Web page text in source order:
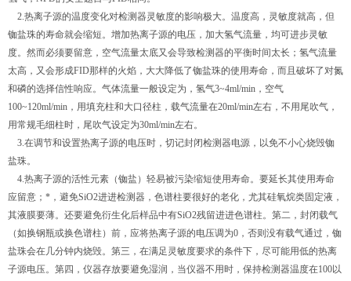
2.热离子源的温度变化对检测器灵敏度的影响极大。温度高，灵敏度就高，但
铷盐珠的寿命就会缩短。增加热离子源的电压，加大氢气流量，均可进步灵敏
度。然而必须要留意，空气流量太底又会导致检测器的平衡时间太长；氢气流量
太高，又会形成FID那样的火焰，大大降低了铷盐珠的使用寿命，而且破坏了对氮
和磷的选择信性响应。气体流量一般设定为，氢气3~4ml/min，空气
100~120ml/min，用填充柱和大口径柱，载气流量在20ml/min左右，不用尾吹气，
用常规毛细柱时，尾吹气设定为30ml/min左右。
3.在调节和设置热离子源的电压时，切记封闭检测器电源，以免不小心烧毁铷
盐珠。
4.热离子源的活性元素（铷盐）轻易被污染缩短使用寿命。要延长其使用寿命
应留意；*，避免SiO2进进检测器，色谱柱要很好的老化，尤其硅氧烷类固定液，
其液膜要薄。还要避免衍生化后样品中有SiO2残留进进色谱柱。第二，封闭载气
（如换钢瓶或换色谱柱）前，应将热离子源的电压调为0，否则没有载气通过，铷
盐珠会在几分钟内烧毁。第三，在满足灵敏度要求的条件下，尽可能用低的热离
子源电压。第四，仪器存放要避免湿润，当仪器不用时，保持检测器温度在100以